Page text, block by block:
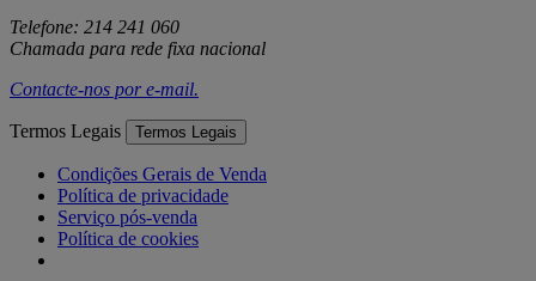
Telefone: 214 241 060
Chamada para rede fixa nacional
Contacte-nos pore-mail.
Termos Legais Termos Legais
Condições Gerais de Venda
Política de privacidade
Serviço pós-venda
Política de cookies